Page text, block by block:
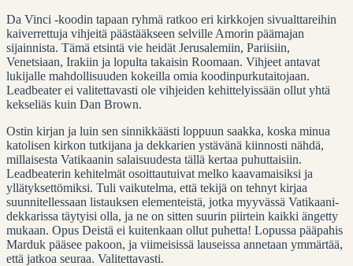
Da Vinci -koodin tapaan ryhmä ratkoo eri kirkkojen sivualttareihin
kaiverrettuja vihjeitä päästääkseen selville Amorin päämajan
sijainnista. Tämä etsintä vie heidät Jerusalemiin, Pariisiin,
Venetsiaan, Irakiin ja lopulta takaisin Roomaan. Vihjeet antavat
lukijalle mahdollisuuden kokeilla omia koodinpurkutaitojaan.
Leadbeater ei valitettavasti ole vihjeiden kehittelyissään ollut yhtä
kekseliäs kuin Dan Brown.
Ostin kirjan ja luin sen sinnikkäästi loppuun saakka, koska minua
katolisen kirkon tutkijana ja dekkarien ystävänä kiinnosti nähdä,
millaisesta Vatikaanin salaisuudesta tällä kertaa puhuttaisiin.
Leadbeaterin kehitelmät osoittautuivat melko kaavamaisiksi ja
yllätyksettömiksi. Tuli vaikutelma, että tekijä on tehnyt kirjaa
suunnitellessaan listauksen elementeistä, jotka myyvässä Vatikaani-
dekkarissa täytyisi olla, ja ne on sitten suurin piirtein kaikki ängetty
mukaan. Opus Deistä ei kuitenkaan ollut puhetta! Lopussa pääpahis
Marduk pääsee pakoon, ja viimeisissä lauseissa annetaan ymmärtää,
että jatkoa seuraa. Valitettavasti.